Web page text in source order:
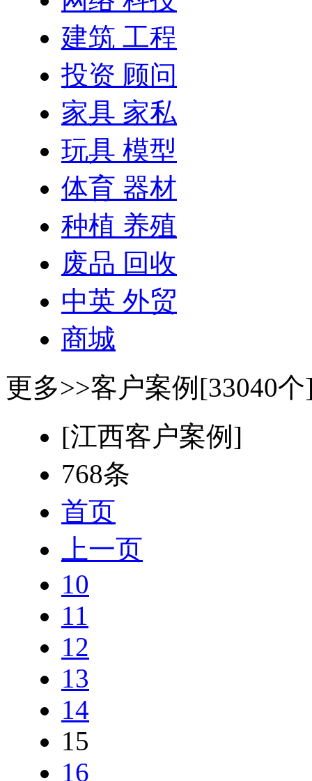
建筑 工程
投资 顾问
家具 家私
玩具 模型
体育 器材
种植 养殖
废品 回收
中英 外贸
商城
更多>>客户案例[33040
[江西客户案例]
768条
首页
上一页
10
11
12
13
14
15
16